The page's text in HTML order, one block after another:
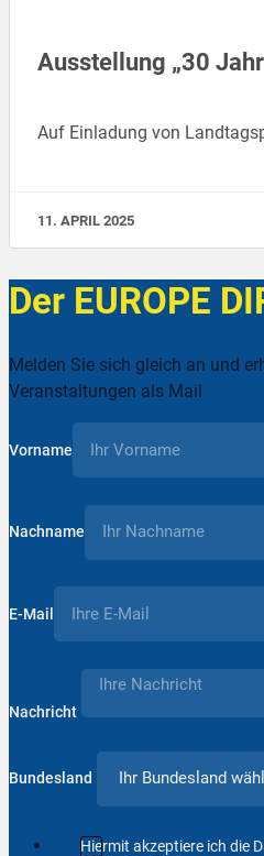
Ausstellung „30
Auf Einladung von
11. APRIL 2025
Der EUROPE
Melden Sie sich gleich an und
Veranstaltungen als Mail
Vorname
Nachname
E-Mail
Nachricht
Bundesland
Hiermit akzeptiere ich die